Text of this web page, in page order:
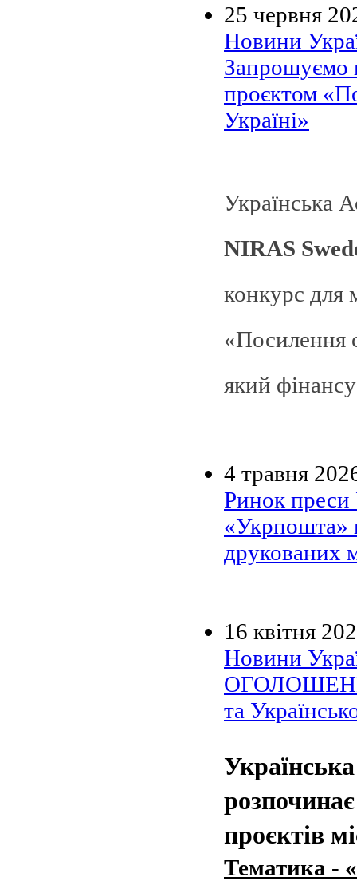
25 червня
Новини
Запрошуємо
проєктом
Україні»
NIRAS
конкурс для
«Посилення
який
4 травня
Ринок преси
«Укрпошта»
друкованих
16 квітня
Новини
та
проєктів
Тематика -